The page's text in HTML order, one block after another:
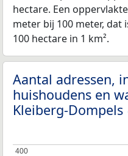
hectare. Een
meter bij 100 meter, dat
100 hectare in 1 km².
Aantal adressen,
huishoudens en
Kleiberg-Dompels
400
400